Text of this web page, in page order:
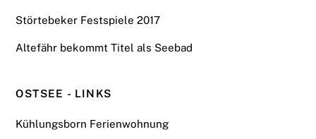
Störtebeker Festspiele 2017
Altefähr bekommt Titel als Seebad
OSTSEE - LINKS
Kühlungsborn Ferienwohnung